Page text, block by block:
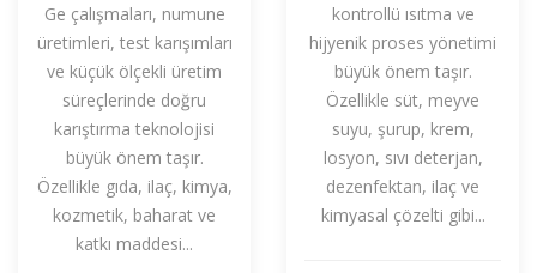
Ge çalışmaları, numune
üretimleri, test karışımları
ve küçük ölçekli üretim
süreçlerinde doğru
karıştırma teknolojisi
büyük önem taşır.
Özellikle gıda, ilaç, kimya,
kozmetik, baharat ve
katkı maddesi...
kontrollü ısıtma ve
hijyenik proses yönetimi
büyük önem taşır.
Özellikle süt, meyve
suyu, şurup, krem,
losyon, sıvı deterjan,
dezenfektan, ilaç ve
kimyasal çözelti gibi...